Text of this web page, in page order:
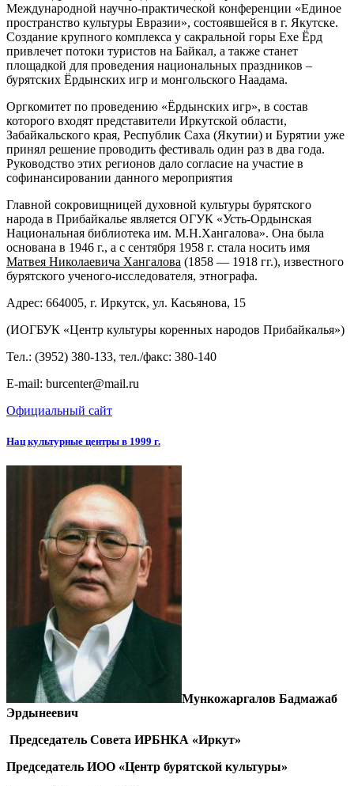
Международной научно-практической конференции «Единое
пространство культуры Евразии», состоявшейся в г. Якутске.
Создание крупного комплекса у сакральной горы Ехе Ёрд
привлечет потоки туристов на Байкал, а также станет
площадкой для проведения национальных праздников –
бурятских Ёрдынских игр и монгольского Наадама.
Оргкомитет по проведению «Ёрдынских игр», в состав
которого входят представители Иркутской области,
Забайкальского края, Республик Саха (Якутии) и Бурятии уже
принял решение проводить фестиваль один раз в два года.
Руководство этих регионов дало согласие на участие в
софинансировании данного мероприятия
Главной сокровищницей духовной культуры бурятского
народа в Прибайкалье является ОГУК «Усть-Ордынская
Национальная библиотека им. М.Н.Хангалова». Она была
основана в 1946 г., а с сентября 1958 г. стала носить имя
Матвея Николаевича Хангалова (1858 — 1918 гг.), известного
бурятского ученого-исследователя, этнографа.
Адрес: 664005, г. Иркутск, ул. Касьянова, 15
(ИОГБУК «Центр культуры коренных народов Прибайкалья»)
Тел.: (3952) 380-133, тел./факс: 380-140
E-mail: burcenter@mail.ru
Официальный сайт
Нац культурные центры в 1999 г.
Мункожаргалов Бадмажаб
Эрдынеевич
Председатель Совета ИРБНКА «Иркут»
Председатель ИОО «Центр бурятской культуры»